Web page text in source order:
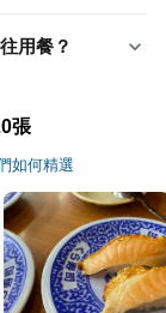
用餐？
張
如何精選